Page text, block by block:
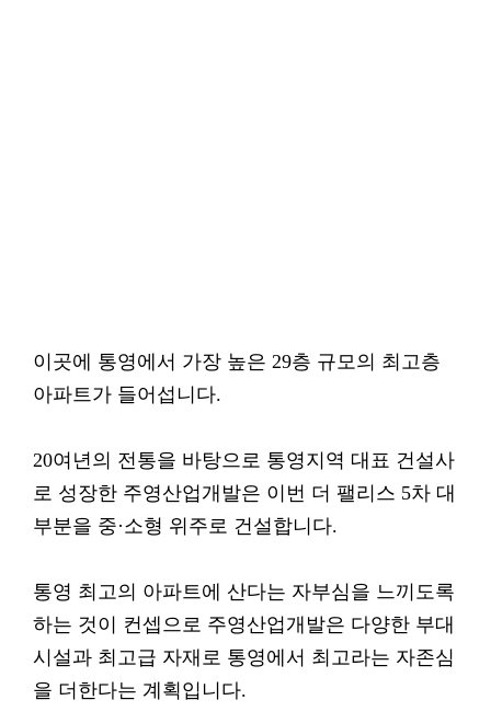
이곳에 통영에서 가장 높은 29층 규모의 최고층
아파트가 들어섭니다.
20여년의 전통을 바탕으로 통영지역 대표 건설사
로 성장한 주영산업개발은 이번 더 팰리스 5차 대
부분을 중·소형 위주로 건설합니다.
통영 최고의 아파트에 산다는 자부심을 느끼도록
하는 것이 컨셉으로 주영산업개발은 다양한 부대
시설과 최고급 자재로 통영에서 최고라는 자존심
을 더한다는 계획입니다.